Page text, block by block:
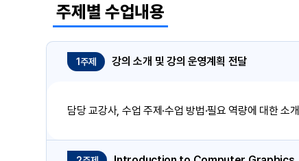
주제별 수업내용
1주제 강의 소개 및 강의 운영계획 전달
담당 교강사, 수업 주제·수업 방법·필요 역량에 대한 소개